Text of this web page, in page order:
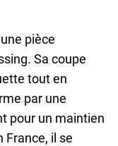
pièce
Sa coupe
tout en
par une
pour un maintien
France, il se